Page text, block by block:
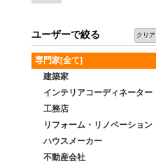
ユーザーで絞る クリア
専門家[全て]
建築家
インテリアコーディネーター
工務店
リフォーム・リノベーション
ハウスメーカー
不動産会社